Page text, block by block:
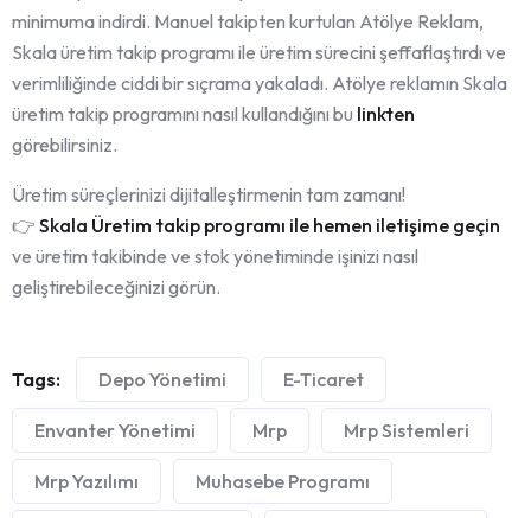
minimuma indirdi. Manuel takipten kurtulan Atölye Reklam,
Skala üretim takip programı ile üretim sürecini şeffaflaştırdı ve
verimliliğinde ciddi bir sıçrama yakaladı. Atölye reklamın Skala
üretim takip programını nasıl kullandığını bu linkten
görebilirsiniz.
Üretim süreçlerinizi dijitalleştirmenin tam zamanı!
👉 Skala Üretim takip programı ile hemen iletişime geçin
ve üretim takibinde ve stok yönetiminde işinizi nasıl
geliştirebileceğinizi görün.
Tags: Depo Yönetimi E-Ticaret
Envanter Yönetimi Mrp Mrp Sistemleri
Mrp Yazılımı Muhasebe Programı